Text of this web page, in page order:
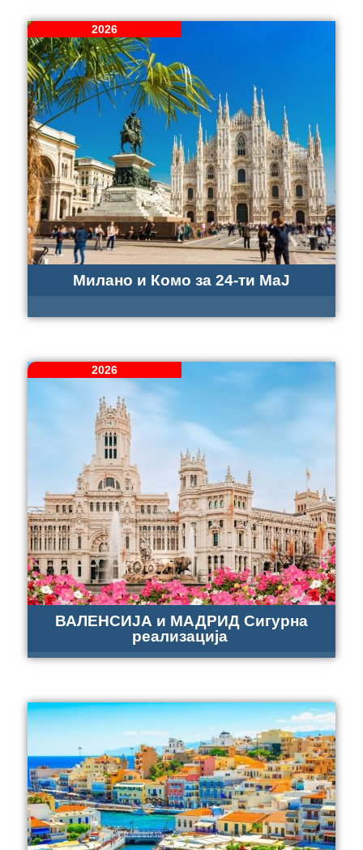
2026
Милано и Комо за 24-ти МаJ
2026
ВАЛЕНСИЈА и МАДРИД Сигурна
реализација